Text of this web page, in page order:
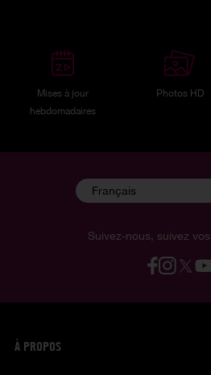
Mises à jour
hebdomadaires
Photos HD
Suivez-nous, suivez
Français
À PROPOS